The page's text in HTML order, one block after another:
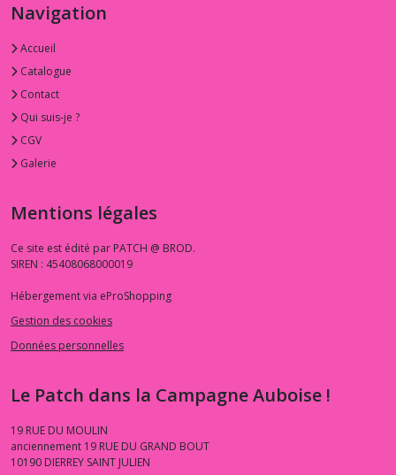
Navigation
Accueil
Catalogue
Contact
Qui suis-je ?
CGV
Galerie
Mentions légales
Ce site est édité par PATCH @ BROD.
SIREN : 45408068000019
Hébergement via eProShopping
Gestion des cookies
Données personnelles
Le Patch dans la Campagne Auboise !
19 RUE DU MOULIN
anciennement 19 RUE DU GRAND BOUT
10190 DIERREY SAINT JULIEN